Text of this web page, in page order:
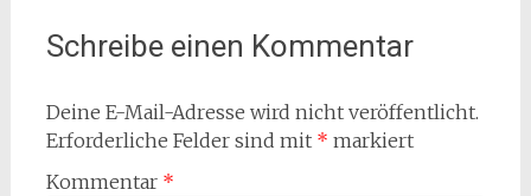
Schreibe einen Kommentar
Deine E-Mail-Adresse wird nicht veröffentlicht.
Erforderliche Felder sind mit * markiert
Kommentar *